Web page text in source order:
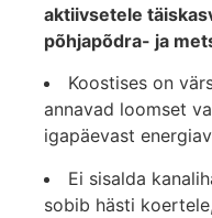
aktiivsetele
põhjapõdra- ja
Koostises on
annavad loomset
igapäevast
Ei sisalda
sobib hästi